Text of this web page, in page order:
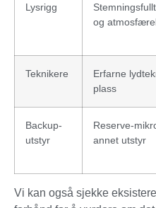
Lysrigg
og
Teknikere
Erfarne
plass
Backup-
utstyr
Reserve-
annet utstyr
Vi kan også sjekke